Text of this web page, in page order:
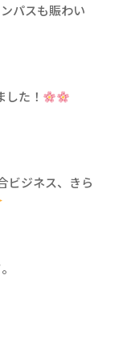
パスも賑わい
た！
ビジネス、きら